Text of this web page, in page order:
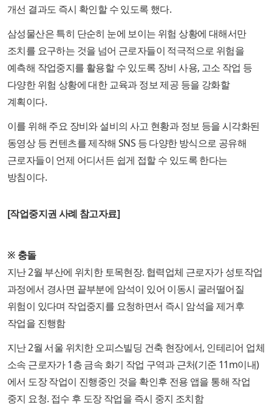
개선 결과도 즉시 확인할 수 있도록 했다.
삼성물산은 특히 단순히 눈에 보이는 위험 상황에 대해서만
조치를 요구하는 것을 넘어 근로자들이 적극적으로 위험을
예측해 작업중지를 활용할 수 있도록 장비 사용, 고소 작업 등
다양한 위험 상황에 대한 교육과 정보 제공 등을 강화할
계획이다.
이를 위해 주요 장비와 설비의 사고 현황과 정보 등을 시각화된
동영상 등 컨텐츠를 제작해 SNS 등 다양한 방식으로 공유해
근로자들이 언제 어디서든 쉽게 접할 수 있도록 한다는
방침이다.
[작업중지권 사례 참고자료]
※ 충돌
지난 2월 부산에 위치한 토목현장. 협력업체 근로자가 성토작업
과정에서 경사면 끝부분에 암석이 있어 이동시 굴러떨어질
위험이 있다며 작업중지를 요청하면서 즉시 암석을 제거후
작업을 진행함
지난 2월 서울 위치한 오피스빌딩 건축 현장에서, 인테리어 업체
소속 근로자가 1층 금속 화기 작업 구역과 근처(기준 11m이내)
에서 도장 작업이 진행중인 것을 확인후 전용 앱을 통해 작업
중지 요청. 접수 후 도장 작업을 즉시 중지 조치함